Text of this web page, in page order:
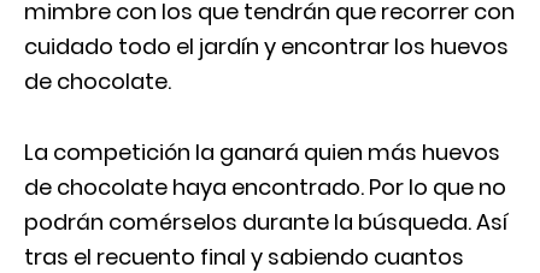
mimbre con los que tendrán que recorrer con
cuidado todo el jardín y encontrar los huevos
de chocolate.
La competición la ganará quien más huevos
de chocolate haya encontrado. Por lo que no
podrán comérselos durante la búsqueda. Así
tras el recuento final y sabiendo cuantos